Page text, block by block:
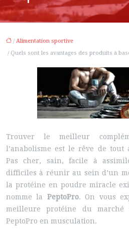
/ Alimentation sportive
/ Quels sont les avantages des produits à
Trouver le meilleur
l’anabolisme est le rêve de tout
Pas cher, sain, facile à
difficiles à réunir au sein d’un
la protéine en poudre miracle
nomme la PeptoPro. On vous
meilleure protéine du marché
PeptoPro en musculation.